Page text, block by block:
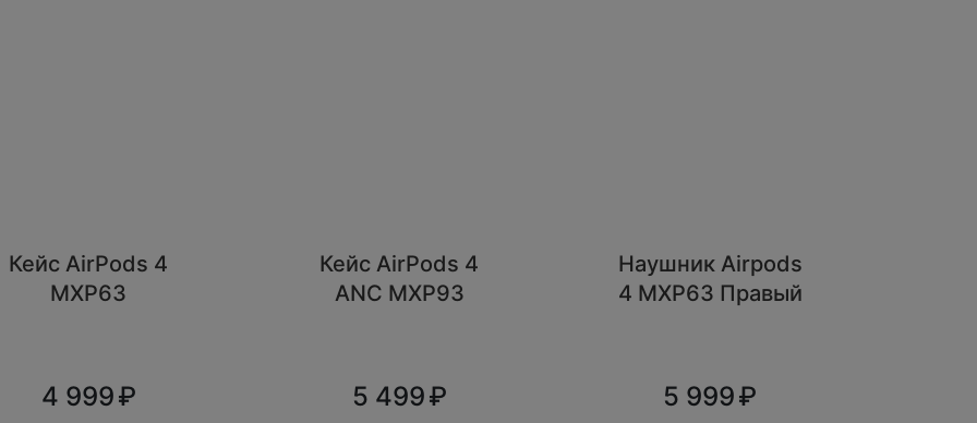
Кейс AirPods 4
MXP63
4 999
Кейс AirPods 4
ANC MXP93
5 499
Наушник Airpods
4 MXP63 Правый
5 999